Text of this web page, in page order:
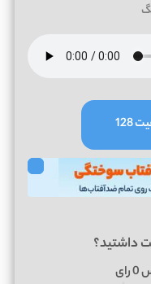
128
داشتید؟
0رای